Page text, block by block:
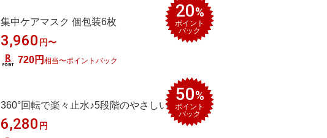
20%
ポイント
バック
集中ケアマスク 個包装6枚
3,960 円〜
720円 相当〜ポイントバック
50%
ポイント
バック
360°回転で楽々止水♪5段階のやさしい肌髪ケア
6,280 円